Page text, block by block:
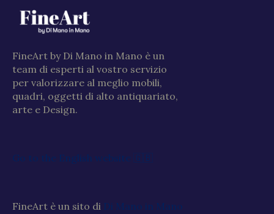
FineArt by Di Mano in Mano è un
team di esperti al vostro servizio
per valorizzare al meglio mobili,
quadri, oggetti di alto antiquariato,
arte e Design.
Go to the English website 🇬🇧
FineArt è un sito di Di Mano in Mano